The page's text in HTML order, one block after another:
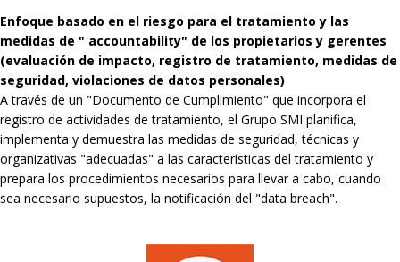
Enfoque basado en el riesgo para el tratamiento y las
medidas de " accountability" de los propietarios y gerentes
(evaluación de impacto, registro de tratamiento, medidas de
seguridad, violaciones de datos personales)
A través de un "Documento de Cumplimiento" que incorpora el
registro de actividades de tratamiento, el Grupo SMI planifica,
implementa y demuestra las medidas de seguridad, técnicas y
organizativas "adecuadas" a las características del tratamiento y
prepara los procedimientos necesarios para llevar a cabo, cuando
sea necesario supuestos, la notificación del "data breach".